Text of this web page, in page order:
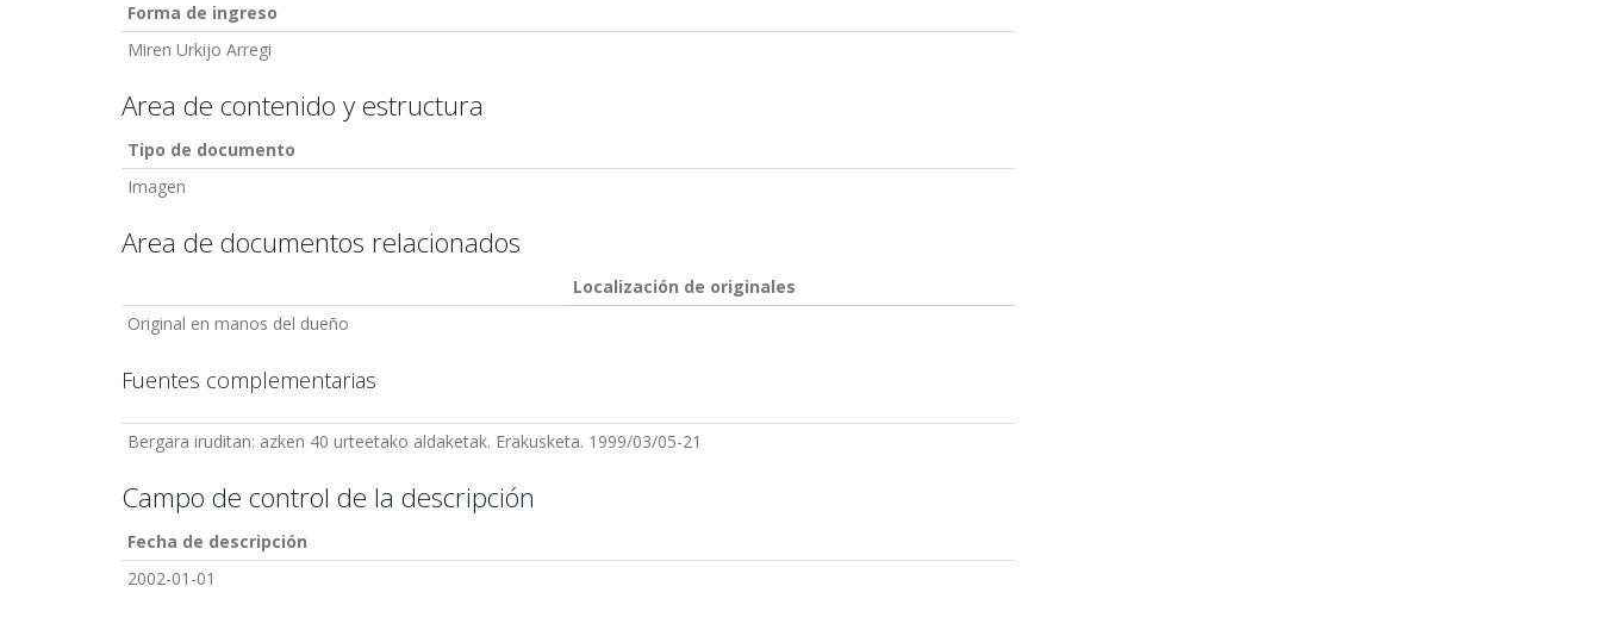
Forma de ingreso
Miren Urkijo Arregi
Area de contenido y estructura
Tipo de documento
Imagen
Area de documentos relacionados
Localización de originales
Original en manos del dueño
Fuentes complementarias
Bergara iruditan: azken 40 urteetako aldaketak. Erakusketa. 1999/03/05-21
Campo de control de la descripción
Fecha de descripción
2002-01-01